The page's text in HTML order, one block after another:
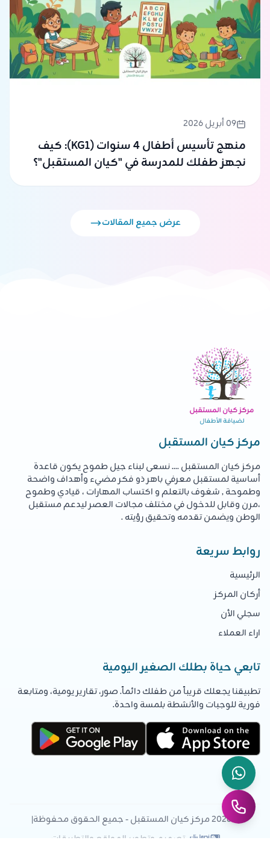
09 أبريل 2026
منهج تأسيس أطفال 4 سنوات (KG1): كيف
نجهز طفلك للمدرسة في "كيان المستقبل"؟
عرض جميع المقالات
مركز كيان المستقبل
مركز كيان المستقبل .... نسعى لبناء جيل طموح يكون قاعدة
أساسية لمستقبل معرفي باهر ذو فكر مضيء وأهداف واضحة
وطموحة , شغوف بالتعلم و اكتساب المهارات ، قيادي وطموح
،مرن وقابل للدخول في مختلف مجالات العصر ليدعم مستقبل
الوطن ويضمن تقدمه وتحقيق رؤيته .
روابط سريعة
الرئيسية
أركان المركز
سجلي الأن
اراء العملاء
تابعي حياة بطلك الصغير اليومية
تطبيقنا يجعلك قريباً من طفلك دائماً. صور، تقارير يومية، ومتابعة
فورية للوجبات والأنشطة بلمسة واحدة.
© 2026 مركز كيان المستقبل - جميع الحقوق محفوظة
|
- تصميم وتطوير المواقع والتطبيقات